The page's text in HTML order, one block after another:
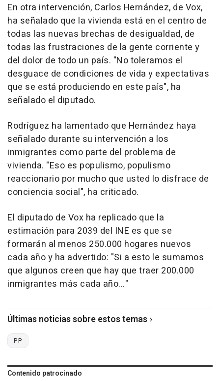
En otra intervención, Carlos Hernández, de Vox,
ha señalado que la vivienda está en el centro de
todas las nuevas brechas de desigualdad, de
todas las frustraciones de la gente corriente y
del dolor de todo un país. "No toleramos el
desguace de condiciones de vida y expectativas
que se está produciendo en este país", ha
señalado el diputado.
Rodríguez ha lamentado que Hernández haya
señalado durante su intervención a los
inmigrantes como parte del problema de
vivienda. "Eso es populismo, populismo
reaccionario por mucho que usted lo disfrace de
conciencia social", ha criticado.
El diputado de Vox ha replicado que la
estimación para 2039 del INE es que se
formarán al menos 250.000 hogares nuevos
cada año y ha advertido: "Si a esto le sumamos
que algunos creen que hay que traer 200.000
inmigrantes más cada año..."
Últimas noticias sobre estos temas
PP
Contenido patrocinado